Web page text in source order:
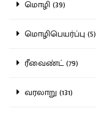
மொழி (39)
மொழிபெயர்ப்பு (5)
ரீவைண்ட் (79)
வரலாறு (131)